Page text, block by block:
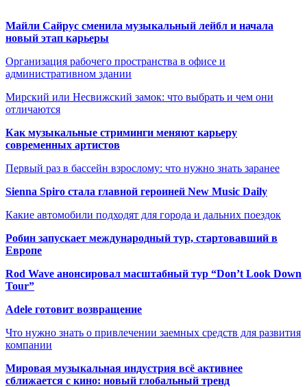
Майли Сайрус сменила музыкальный лейбл и начала
новый этап карьеры
Организация рабочего пространства в офисе и
административном здании
Мирский или Несвижский замок: что выбрать и чем они
отличаются
Как музыкальные стриминги меняют карьеру
современных артистов
Первый раз в бассейн взрослому: что нужно знать заранее
Sienna Spiro стала главной героиней New Music Daily
Какие автомобили подходят для города и дальних поездок
Робин запускает международный тур, стартовавший в
Европе
Rod Wave анонсировал масштабный тур “Don’t Look Down
Tour”
Adele готовит возвращение
Что нужно знать о привлечении заемных средств для развития
компании
Мировая музыкальная индустрия всё активнее
сближается с кино: новый глобальный тренд